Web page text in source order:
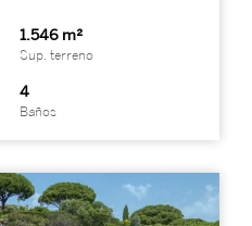
1.546 m²
Sup. terreno
4
Baños